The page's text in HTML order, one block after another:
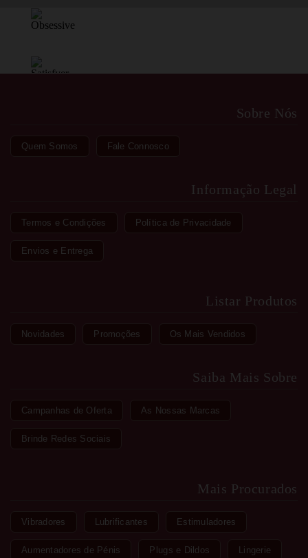
Sobre Nós
Quem Somos Fale Connosco
Informação Legal
Termos e Condições Política de Privacidade
Envios e Entrega
Listar Produtos
Novidades Promoções Os Mais Vendidos
Saiba Mais Sobre
Campanhas de Oferta As Nossas Marcas
Brinde Redes Sociais
Mais Procurados
Vibradores Lubrificantes Estimuladores
Aumentadores de Pénis Plugs e Dildos Lingerie